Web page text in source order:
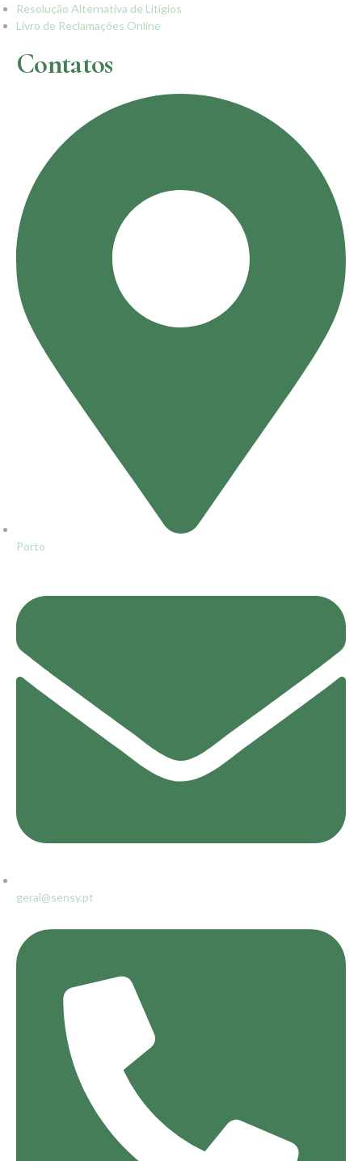
Resolução Alternativa de Litígios
Livro de Reclamações Online
Contatos
Porto
geral@sensy.pt